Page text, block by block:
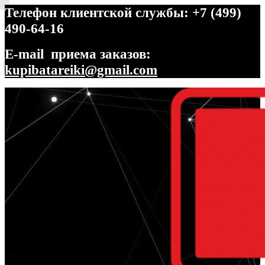
Телефон клиентской службы: +7 (499)
490-64-16
E-mail приема заказов:
kupibatareiki@gmail.com
Перейти
навигации
Перейти
содержимому